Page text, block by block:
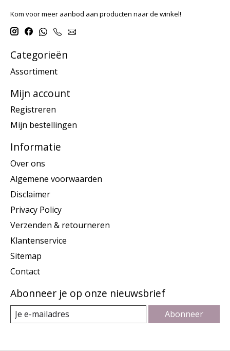
Kom voor meer aanbod aan producten naar de winkel!
Categorieën
Assortiment
Mijn account
Registreren
Mijn bestellingen
Informatie
Over ons
Algemene voorwaarden
Disclaimer
Privacy Policy
Verzenden & retourneren
Klantenservice
Sitemap
Contact
Abonneer je op onze nieuwsbrief
Abonneer